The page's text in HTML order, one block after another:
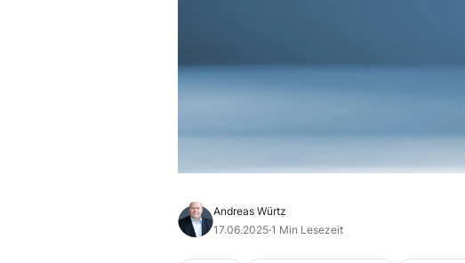
Andreas Würtz
17.06.2025·1 Min Lesezeit